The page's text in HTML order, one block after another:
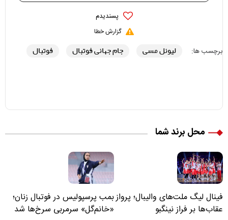
پسندیدم
گزارش خطا
برچسب ها: لیونل مسی جام جهانی فوتبال فوتبال
محل برند شما
فینال لیگ ملت‌های والیبال؛ پرواز
عقاب‌ها بر فراز نینگبو
بمب پرسپولیس در فوتبال زنان؛
«خانم‌گل» سرمربی سرخ‌ها شد